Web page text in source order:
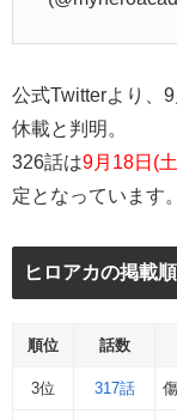
公式Twitterより、
休載と判明。
326話は9月18日(
定となっています。
ヒロアカの掲載
順位 話数
3位 317話